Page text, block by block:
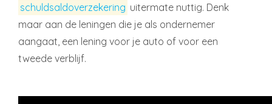
schuldsaldoverzekering uitermate nuttig. Denk
maar aan de leningen die je als ondernemer
aangaat, een lening voor je auto of voor een
tweede verblijf.